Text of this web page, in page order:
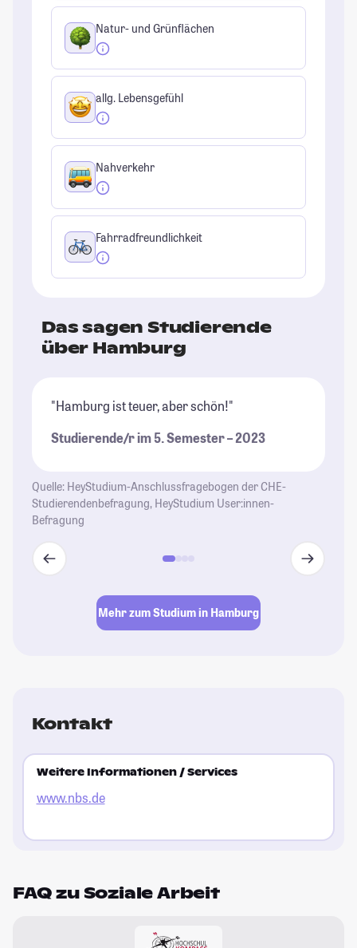
Natur- und Grünflächen
allg. Lebensgefühl
Nahverkehr
Fahrradfreundlichkeit
Das sagen Studierende
über Hamburg
"Hamburg ist teuer, aber schön!"
Studierende/r im 5. Semester – 2023
Quelle: HeyStudium-Anschlussfragebogen der CHE-
Studierendenbefragung, HeyStudium User:innen-
Befragung
Mehr zum Studium in Hamburg
Kontakt
Weitere Informationen / Services
www.nbs.de
FAQ zu Soziale Arbeit